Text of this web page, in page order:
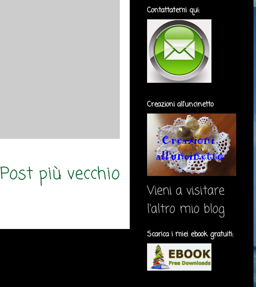
Post più vecchio
Contattatemi qui:
Creazioni all'uncinetto
Vieni a visitare
l'altro mio blog
Scarica i miei ebook gratuiti: